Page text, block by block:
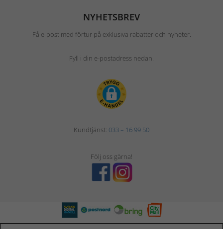
NYHETSBREV
Få e-post med förtur på exklusiva rabatter och nyheter.
Fyll i din e-postadress nedan.
Kundtjänst: 033 – 16 99 50
Följ oss gärna!